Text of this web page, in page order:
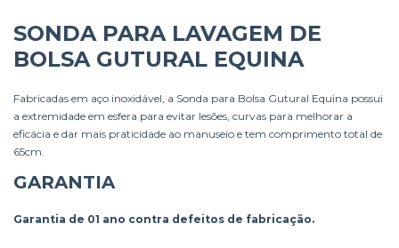
SONDA PARA LAVAGEM DE
BOLSA GUTURAL EQUINA
Fabricadas em aço inoxidável, a Sonda para Bolsa Gutural Equina possui
a extremidade em esfera para evitar lesões, curvas para melhorar a
eficácia e dar mais praticidade ao manuseio e tem comprimento total de
65cm.
GARANTIA
Garantia de 01 ano contra defeitos de fabricação.